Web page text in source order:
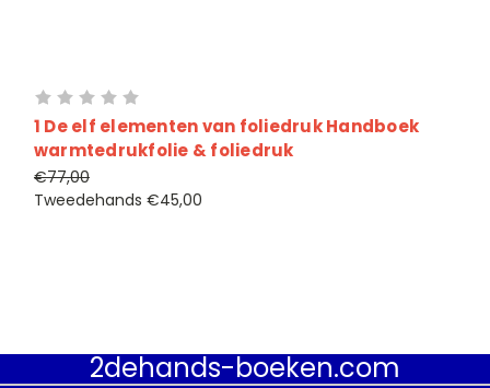
1 De elf elementen van foliedruk Handboek
warmtedrukfolie & foliedruk
€77,00
Tweedehands €45,00
2dehands-boeken.com